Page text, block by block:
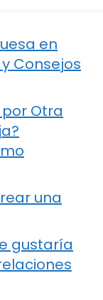
en
Consejos
Otra
una
gustaría